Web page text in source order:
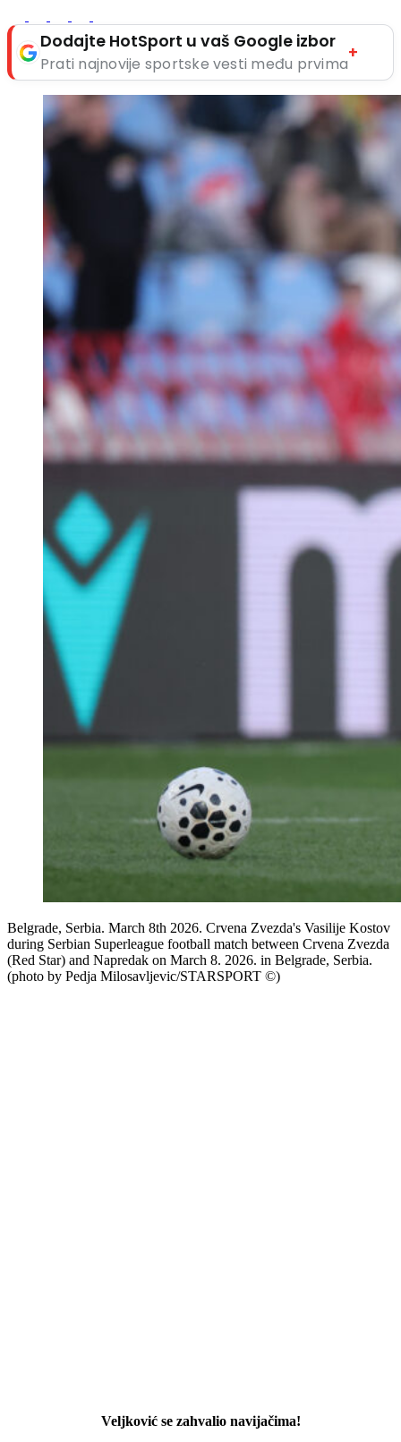
Dodajte HotSport u vaš Google izbor
Prati najnovije sportske vesti među prvima
+
Belgrade, Serbia. March 8th 2026. Crvena Zvezda's Vasilije Kostov
during Serbian Superleague football match between Crvena Zvezda
(Red Star) and Napredak on March 8. 2026. in Belgrade, Serbia.
(photo by Pedja Milosavljevic/STARSPORT ©)
Veljković se zahvalio navijačima!